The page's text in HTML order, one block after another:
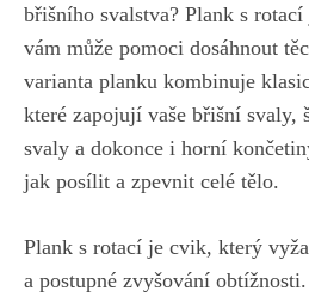
břišního svalstva? Plank s
vám ⁤může pomoci dosáhnout
varianta planku kombinuje
‌které zapojují vaše ‍břišní svaly,
svaly a dokonce i horní
jak posílit⁤ a zpevnit celé tělo.
Plank s rotací je cvik, který
a postupné​ zvyšování